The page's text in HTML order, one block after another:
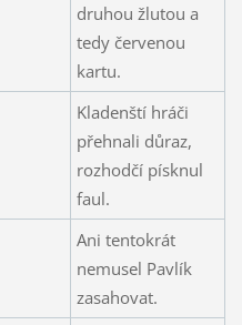
druhou žlutou a
tedy červenou
kartu.
Kladenští hráči
přehnali důraz,
rozhodčí písknul
faul.
Ani tentokrát
nemusel Pavlík
zasahovat.